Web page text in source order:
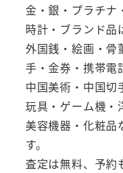
金・銀・プラチナ
時計・ブランド品
外国銭・絵画・骨
手・金券・携帯電
中国美術・中国切
玩具・ゲーム機・
美容機器・化粧品
す。
査定は無料、予約